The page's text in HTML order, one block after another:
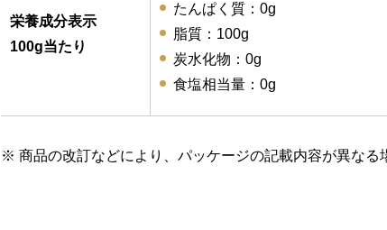
栄養成分表示
100g当たり
たんぱく質：0g
脂質：100g
炭水化物：0g
食塩相当量：0g
※ 商品の改訂などにより、パッケージの記載内容が異なる